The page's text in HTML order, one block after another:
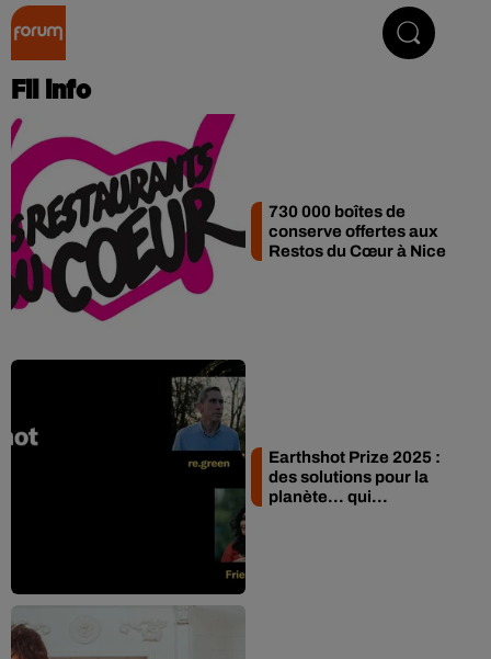
Fil info
730 000 boîtes de
conserve offertes aux
Restos du Cœur à Nice
Earthshot Prize 2025 :
des solutions pour la
planète... qui...